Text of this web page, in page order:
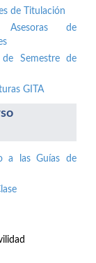
de Titulación
Asesoras de
de Semestre de
GITA
a las Guías de